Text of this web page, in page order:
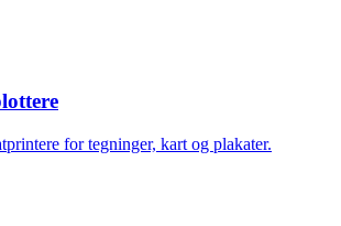
for tegninger, kart og plakater.